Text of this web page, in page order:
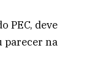
PEC, deve
parecer na